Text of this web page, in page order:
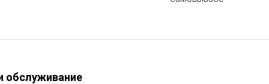
обслуживание